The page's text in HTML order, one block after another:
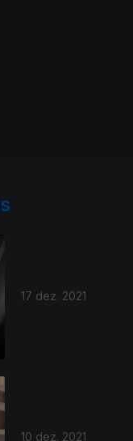
17 dez. 2021
10 dez. 2021